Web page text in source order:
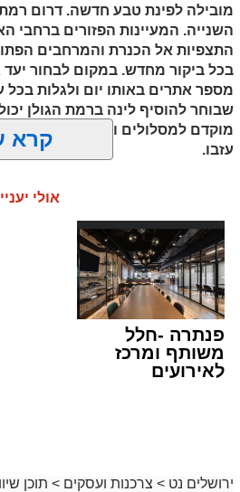
מובילה לפינת טבע חדשה. דרום
השנייה. המעיינות הפזורים ברחבי
התצפיות אל הכנרת והמרחבים
בכל ביקור מחדש. במקום לבחור
מספר אתרים באותו יום ולגלות בכל
שבוחר להוסיף לינה ברמת הגולן
מוקדם למסלולים ולחוות את הטבע
עזבו.
עין ידידיה – פינה
מההמונים
עין ידידיה הוא אחד המעיינות
מדובר באתר גדול או עמוס במתקנים,
לנוף. המעיין מתאים במיוחד למי
ליהנות מהשקט, לקרוא ספר או פשוט
ילדים קטנים יכולות לשלב את הביקור
בוחרים לפתוח כאן את היום לפני
קרא
אולי
פנתרה -חלל
משותף ומרכז
לאירועים
ירושלים נט > צרכנות ועסקים > תוכן